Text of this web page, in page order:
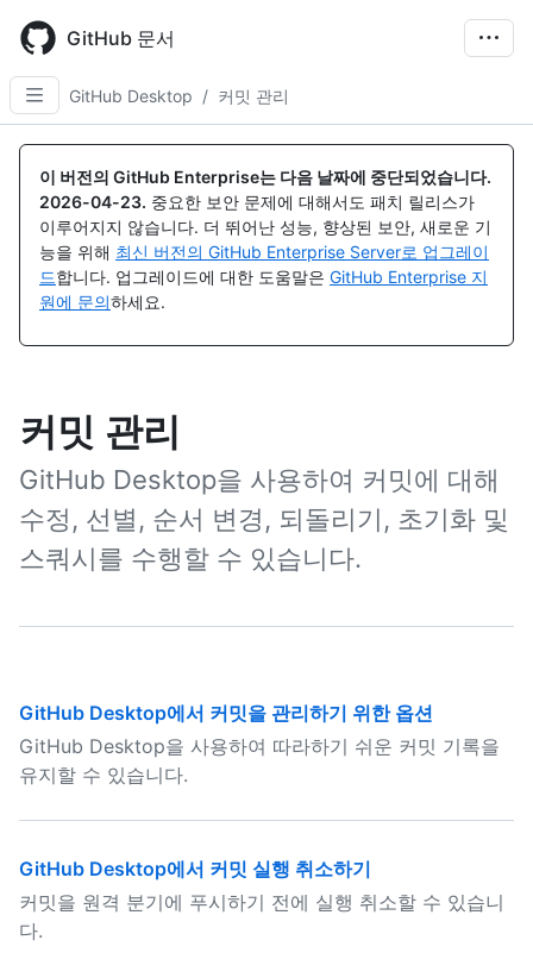
main
content
GitHub 문서
GitHub Desktop / 커밋 관리
이 버전의 GitHub Enterprise는 다음 날짜에 중단되었습니다.
2026-04-23. 중요한 보안 문제에 대해서도 패치 릴리스가
이루어지지 않습니다. 더 뛰어난 성능, 향상된 보안, 새로운 기
능을 위해 최신 버전의 GitHub Enterprise Server로 업그레이
드합니다. 업그레이드에 대한 도움말은 GitHub Enterprise 지
원에 문의하세요.
커밋 관리
GitHub Desktop을 사용하여 커밋에 대해
수정, 선별, 순서 변경, 되돌리기, 초기화 및
스쿼시를 수행할 수 있습니다.
GitHub Desktop에서 커밋을 관리하기 위한 옵션
GitHub Desktop을 사용하여 따라하기 쉬운 커밋 기록을
유지할 수 있습니다.
GitHub Desktop에서 커밋 실행 취소하기
커밋을 원격 분기에 푸시하기 전에 실행 취소할 수 있습니
다.